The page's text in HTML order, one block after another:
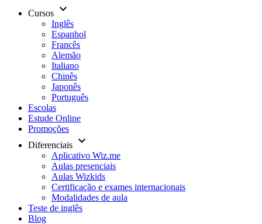
Cursos keyboard_arrow_down
Inglês
Espanhol
Francês
Alemão
Italiano
Chinês
Japonês
Português
Escolas
Estude Online
Promoções
Diferenciais keyboard_arrow_down
Aplicativo Wiz.me
Aulas presenciais
Aulas Wizkids
Certificação e exames internacionais
Modalidades de aula
Teste de inglês
Blog